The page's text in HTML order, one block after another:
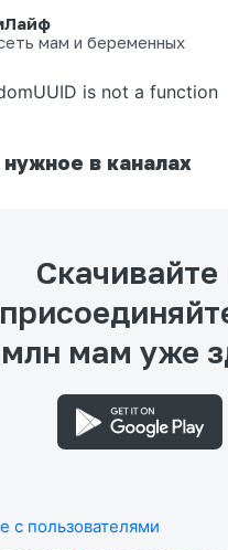
мам и беременных
на странице
is not a function
в каналах
Скачивайте
мам уже
с пользователями